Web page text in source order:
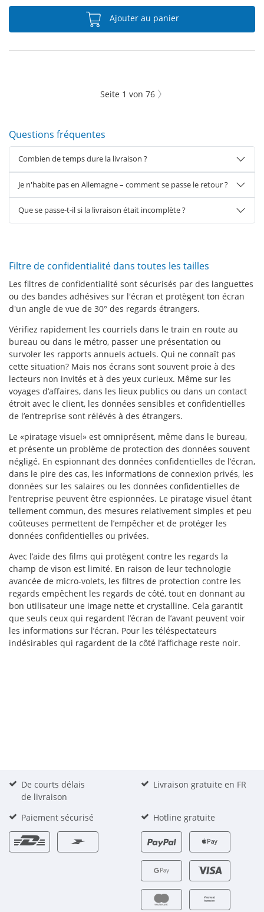
Ajouter au panier
Seite 1 von 76
Questions fréquentes
Combien de temps dure la livraison ?
Je n'habite pas en Allemagne – comment se passe le retour ?
Que se passe-t-il si la livraison était incomplète ?
Filtre de confidentialité dans toutes les tailles
Les filtres de confidentialité sont sécurisés par des languettes
ou des bandes adhésives sur l'écran et protègent ton écran
d'un angle de vue de 30° des regards étrangers.
Vérifiez rapidement les courriels dans le train en route au
bureau ou dans le métro, passer une présentation ou
survoler les rapports annuels actuels. Qui ne connaît pas
cette situation? Mais nos écrans sont souvent proie à des
lecteurs non invités et à des yeux curieux. Même sur les
voyages d’affaires, dans les lieux publics ou dans un contact
étroit avec le client, les données sensibles et confidentielles
de l’entreprise sont rélévés à des étrangers.
Le «piratage visuel» est omniprésent, même dans le bureau,
et présente un problème de protection des données souvent
négligé. En espionnant des données confidentielles de l’écran,
dans le pire des cas, les informations de connexion privés, les
données sur les salaires ou les données confidentielles de
l’entreprise peuvent être espionnées. Le piratage visuel étant
tellement commun, des mesures relativement simples et peu
coûteuses permettent de l’empêcher et de protéger les
données confidentielles ou privées.
Avec l’aide des films qui protègent contre les regards la
champ de vison est limité. En raison de leur technologie
avancée de micro-volets, les filtres de protection contre les
regards empêchent les regards de côté, tout en donnant au
bon utilisateur une image nette et crystalline. Cela garantit
que seuls ceux qui regardent l’écran de l’avant peuvent voir
les informations sur l’écran. Pour les téléspectateurs
indésirables qui ragardent de la côté l’affichage reste noir.
De courts délais
de livraison
Livraison gratuite en FR
Paiement sécurisé Hotline gratuite